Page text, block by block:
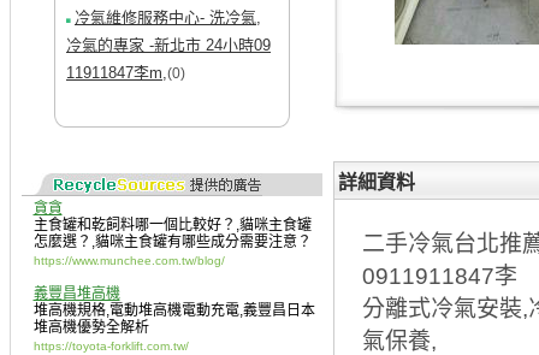
冷氣維修服務中心- 洗冷氣,
冷氣的專家 -新北市 24小時09
11911847李m,(0)
貪貪
主食罐和乾飼料哪一個比較好？ ,貓咪主食罐
怎麼選？ ,貓咪主食罐有哪些成分需要注意？
https://www.munchee.com.tw/blog/
義豐昌堆高機
堆高機規格,電動堆高機電動充電,義豐昌日本
堆高機優勢全解析
https://toyota-forklift.com.tw/
詳細資料
二手冷氣台北推
0911911847李
分離式冷氣安裝,
氣保養,